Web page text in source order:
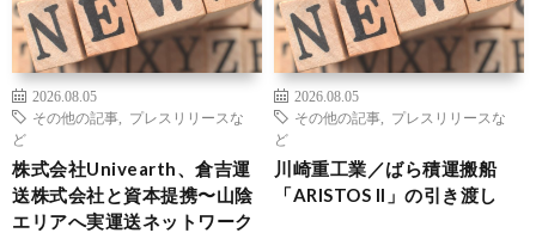
2026.08.05
その他の記事
プレスリリースな
ど
株式会社Univearth、倉吉運
送株式会社と資本提携〜山陰
エリアへ実運送ネットワーク
2026.08.05
その他の記事
プレスリリースな
ど
川崎重工業／ばら積運搬船
「ARISTOS II」の引き渡し